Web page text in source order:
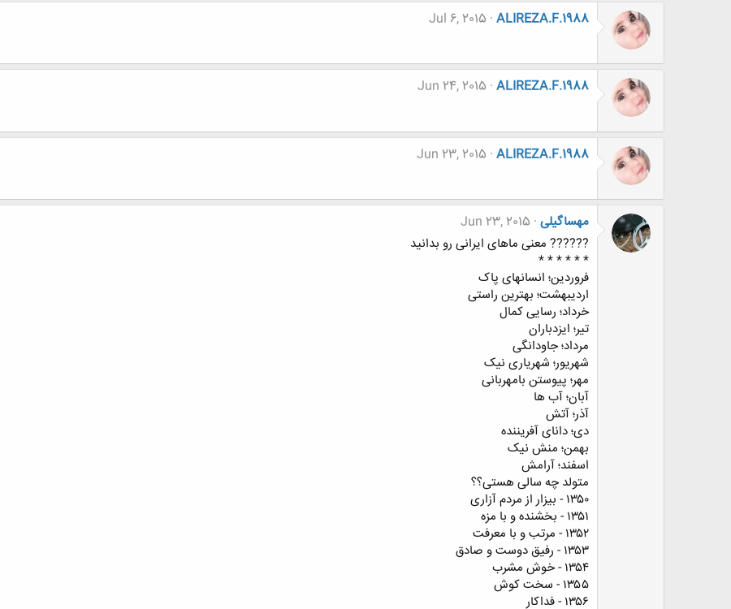
ALIREZA.F.1988
Jul 6, 2015
ALIREZA.F.1988
Jun 24, 2015
ALIREZA.F.1988
Jun 23, 2015
مهساگیلی Jun 23, 2015
?????? معنی ماهای ایرانی رو بدانید
* * * * * *
فروردین؛ انسانهای پاک
اردیبهشت؛ بهترین راستی
خرداد؛ رسایی کمال
تیر؛ ایزدباران
مرداد؛ جاودانگی
شهریور؛ شهریاری نیک
مهر؛ پیوستن بامهربانی
آبان؛ آب ها
آذر؛ آتش
دی؛ دانای آفریننده
بهمن؛ منش نیک
اسفند؛ آرامش
ﻣﺘﻮﻟﺪ ﭼﻪ ﺳﺎﻟﯽ ﻫﺴﺘﯽ؟؟
۱۳۵۰ - بیزار از مردم آزاری
۱۳۵۱ - بخشنده و با مزه
۱۳۵۲ - مرتب و با معرفت
۱۳۵۳ - رفیق دوست و صادق
۱۳۵۴ - خوش مشرب
۱۳۵۵ - سخت کوش
۱۳۵۶ - ﻓﺪﺍﮐﺎﺭ